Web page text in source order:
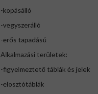
-kopásálló
-vegyszerálló
-erős tapadású
Alkalmazási területek:
-figyelmeztető táblák és jelek
-elosztótáblák